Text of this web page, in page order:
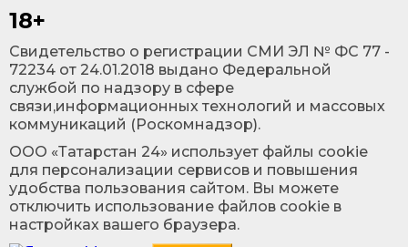
18+
Cвидетельство о регистрации СМИ ЭЛ № ФС 77 -
72234 от 24.01.2018 выдано Федеральной
службой по надзору в сфере
связи,информационных технологий и массовых
коммуникаций (Роскомнадзор).
ООО «Татарстан 24» использует файлы cookie
для персонализации сервисов и повышения
удобства пользования сайтом. Вы можете
отключить использование файлов cookie в
настройках вашего браузера.